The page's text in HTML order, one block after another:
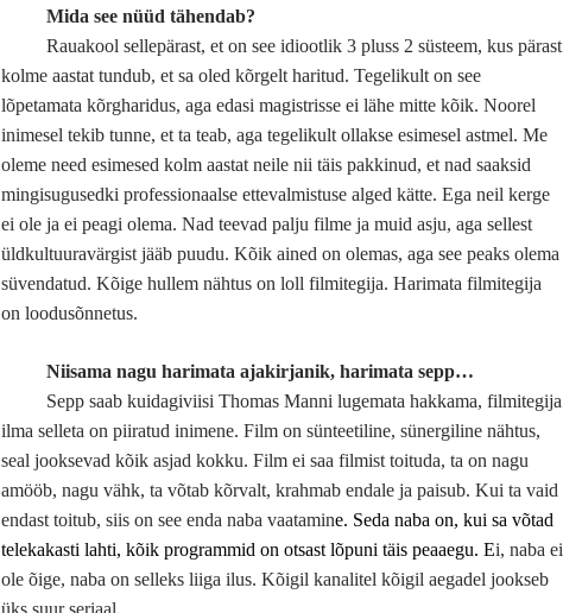
Mida see nüüd tähendab?
Rauakool sellepärast, et on see idiootlik 3 pluss 2 süsteem, kus pärast
kolme aastat tundub, et sa oled kõrgelt haritud. Tegelikult on see
lõpetamata kõrgharidus, aga edasi magistrisse ei lähe mitte kõik. Noorel
inimesel tekib tunne, et ta teab, aga tegelikult ollakse esimesel astmel. Me
oleme need esimesed kolm aastat neile nii täis pakkinud, et nad saaksid
mingisugusedki professionaalse ettevalmistuse alged kätte. Ega neil kerge
ei ole ja ei peagi olema. Nad teevad palju filme ja muid asju, aga sellest
üldkultuuravärgist jääb puudu. Kõik ained on olemas, aga see peaks olema
süvendatud. Kõige hullem nähtus on loll filmitegija. Harimata filmitegija
on loodusõnnetus.
Niisama nagu harimata ajakirjanik, harimata sepp…
Sepp saab kuidagiviisi Thomas Manni lugemata hakkama, filmitegija
ilma selleta on piiratud inimene. Film on sünteetiline, sünergiline nähtus,
seal jooksevad kõik asjad kokku. Film ei saa filmist toituda, ta on nagu
amööb, nagu vähk, ta võtab kõrvalt, krahmab endale ja paisub. Kui ta vaid
endast toitub, siis on see enda naba vaatamine. Seda naba on, kui sa võtad
telekakasti lahti, kõik programmid on otsast lõpuni täis peaaegu. Ei, naba ei
ole õige, naba on selleks liiga ilus. Kõigil kanalitel kõigil aegadel jookseb
üks suur seriaal.